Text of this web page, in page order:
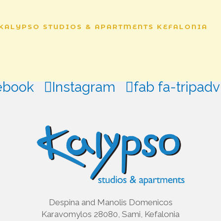
STUDIOS & APARTMENTS KEFALONIA
Instagram fab fa-
Despina and Manolis Domenicos
Karavomylos 28080, Sami, Kefalonia